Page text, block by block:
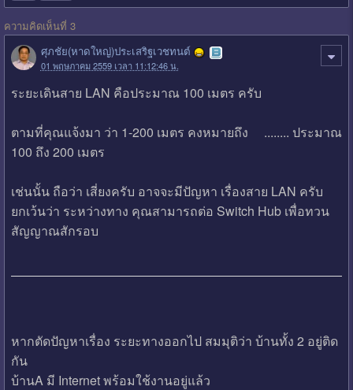
ความคิดเห็นที่ 3
ศุภชัย(หาดใหญ่)ประเสริฐเวชทนต์
01 พฤษภาคม 2559 เวลา 11:12:46 น.
ระยะเดินสาย LAN คือประมาณ 100 เมตร ครับ
ตามที่คุณแจ้งมา ว่า 1-200 เมตร คงหมายถึง ........ ประมาณ
100 ถึง 200 เมตร
เช่นนั้น ถือว่า เสี่ยงครับ อาจจะมีปัญหา เรื่องสาย LAN ครับ
ยกเว้นว่า ระหว่างทาง คุณสามารถต่อ Switch Hub เพื่อทวน
สัญญาณสักรอบ
หากตัดปัญหาเรื่อง ระยะทางออกไป สมมุติว่า บ้านทั้ง 2 อยู่ติด
กัน
บ้านA มี Internet พร้อมใช้งานอยู่แล้ว